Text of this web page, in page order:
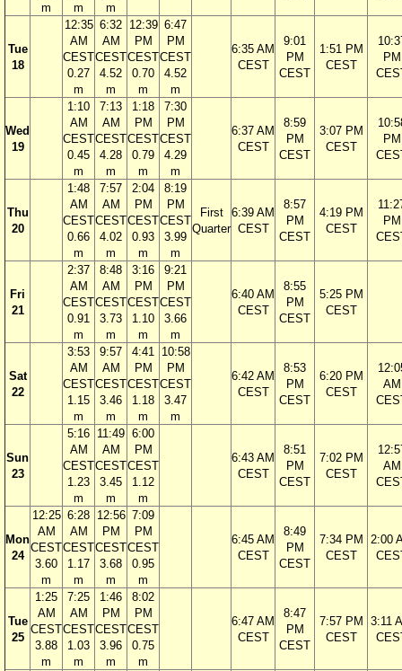
m
m
m
Tue
18
12:35
AM
CEST
0.27
m
6:32
AM
CEST
4.52
m
12:39
PM
CEST
0.70
m
6:47
PM
CEST
4.52
m
6:35 AM
CEST
9:01
PM
CEST
1:51 PM
CEST
PM
Wed
19
1:10
AM
CEST
0.45
m
7:13
AM
CEST
4.28
m
1:18
PM
CEST
0.79
m
7:30
PM
CEST
4.29
m
6:37 AM
CEST
8:59
PM
CEST
3:07 PM
CEST
PM
Thu
20
1:48
AM
CEST
0.66
m
7:57
AM
CEST
4.02
m
2:04
PM
CEST
0.93
m
8:19
PM
CEST
3.99
m
First
Quarter
6:39 AM
CEST
8:57
PM
CEST
4:19 PM
CEST
PM
Fri
21
2:37
AM
CEST
0.91
m
8:48
AM
CEST
3.73
m
3:16
PM
CEST
1.10
m
9:21
PM
CEST
3.66
m
6:40 AM
CEST
8:55
PM
CEST
5:25 PM
CEST
Sat
22
3:53
AM
CEST
1.15
m
9:57
AM
CEST
3.46
m
4:41
PM
CEST
1.18
m
10:58
PM
CEST
3.47
m
6:42 AM
CEST
8:53
PM
CEST
6:20 PM
CEST
AM
Sun
23
5:16
AM
CEST
1.23
m
11:49
AM
CEST
3.45
m
6:00
PM
CEST
1.12
m
6:43 AM
CEST
8:51
PM
CEST
7:02 PM
CEST
AM
Mon
24
12:25
AM
CEST
3.60
m
6:28
AM
CEST
1.17
m
12:56
PM
CEST
3.68
m
7:09
PM
CEST
0.95
m
6:45 AM
CEST
8:49
PM
CEST
7:34 PM
CEST
2:00
Tue
25
1:25
AM
CEST
3.88
m
7:25
AM
CEST
1.03
m
1:46
PM
CEST
3.96
m
8:02
PM
CEST
0.75
m
6:47 AM
CEST
8:47
PM
CEST
7:57 PM
CEST
3:11